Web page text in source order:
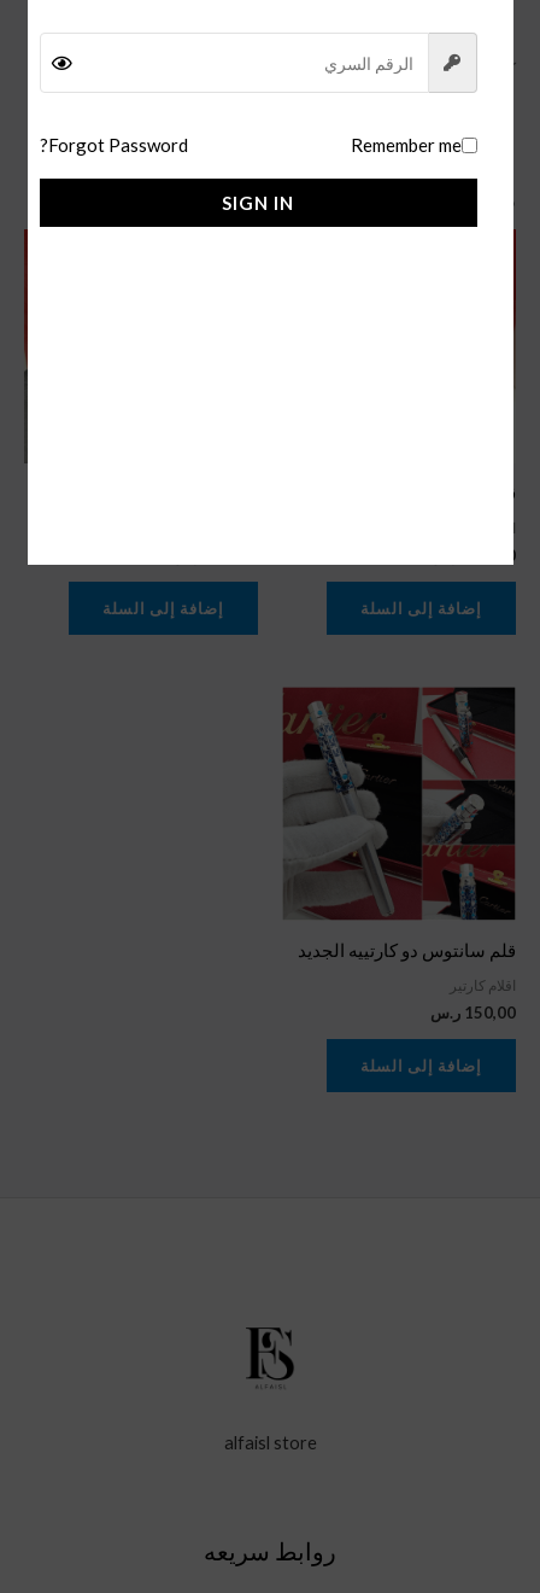
كما يتوفر لديناقلم مونت بلانك بلاك
منتجات ذات صلة
قلم كارتير سانتوس اسود
اقلام كارتير
180,00
إضافة إلى السلة إضافة إلى السلة
قلم سانتوس دو كارتييه الجديد
اقلام كارتير
150,00 ر.س
إضافة إلى السلة
alfaisl store
روابط سريعه
Remember me
Forgot Password?
SIGN IN